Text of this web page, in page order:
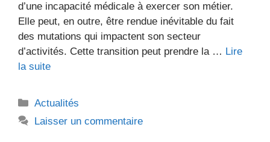
d’une incapacité médicale à exercer son métier.
Elle peut, en outre, être rendue inévitable du fait
des mutations qui impactent son secteur
d’activités. Cette transition peut prendre la … Lire
la suite
Catégories
Actualités
Laisser un commentaire